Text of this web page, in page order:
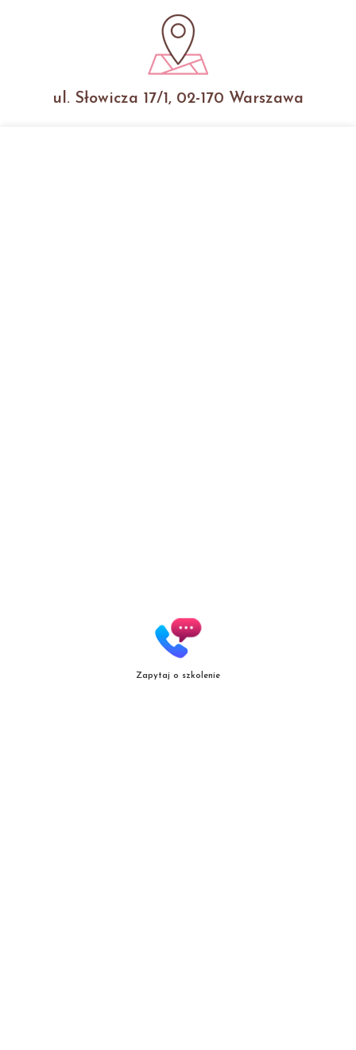
ul. Słowicza 17/1, 02-170 Warszawa
Patrycja Zielińska Lashes &
Zapytaj o szkolenie